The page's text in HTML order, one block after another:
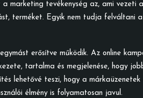
a marketing tevékenység az, ami vezeti
terméket. Egyik nem tudja felváltani
erősítve működik. Az online
tartalma és megjelenése, hogy
lehetővé teszi, hogy a márkaüzenetek
élmény is folyamatosan javul.